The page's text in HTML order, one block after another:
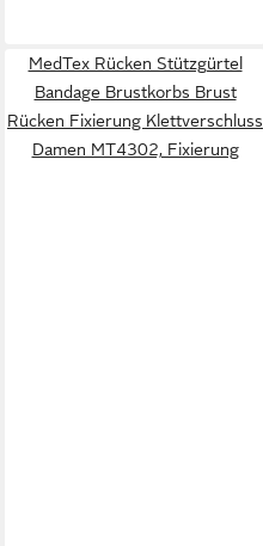
MedTex Rücken Stützgürtel
Bandage Brustkorbs Brust
Rücken Fixierung Klettverschluss
Damen MT4302, Fixierung